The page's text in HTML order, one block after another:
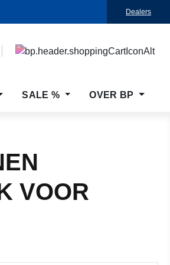
Dealers
SALE % OVER BP
VOOR